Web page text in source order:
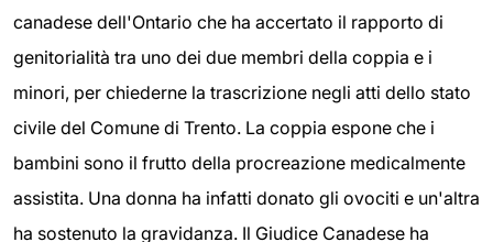
canadese dell'Ontario che ha accertato il rapporto di
genitorialità tra uno dei due membri della coppia e i
minori, per chiederne la trascrizione negli atti dello stato
civile del Comune di Trento. La coppia espone che i
bambini sono il frutto della procreazione medicalmente
assistita. Una donna ha infatti donato gli ovociti e un'altra
ha sostenuto la gravidanza. Il Giudice Canadese ha